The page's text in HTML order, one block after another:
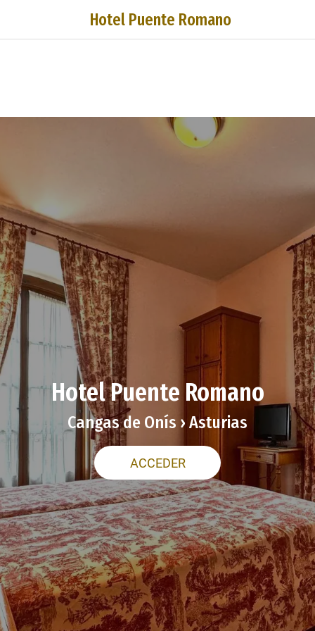
Hotel Puente Romano
Hotel Puente Romano
Cangas de Onís › Asturias
ACCEDER